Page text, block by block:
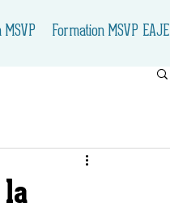
MSVP Formation MSVP EAJE